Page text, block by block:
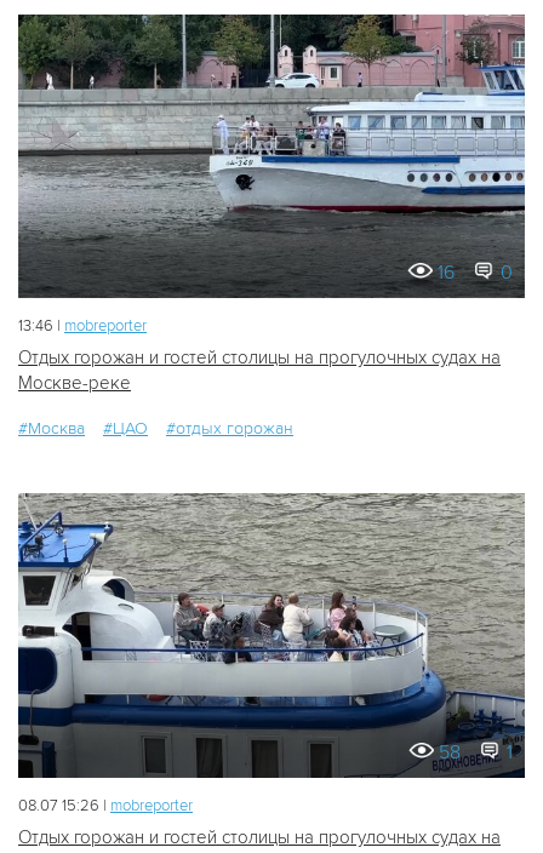
16 0
13:46 | mobreporter
Отдых горожан и гостей столицы на прогулочных судах на
Москве-реке
#Москва #ЦАО #отдых горожан
58 1
08.07 15:26 | mobreporter
Отдых горожан и гостей столицы на прогулочных судах на